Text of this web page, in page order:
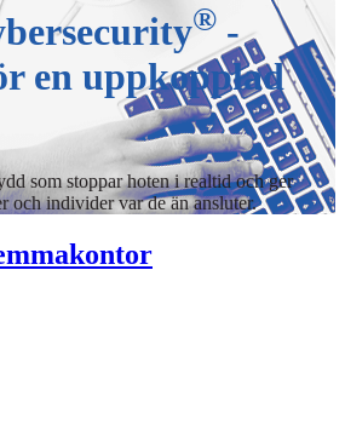
® -
en uppkopplad
som stoppar hoten i realtid och ger
och individer var de än ansluter.